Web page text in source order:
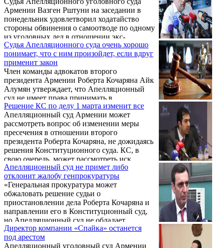
пресечения второму президенту (как
известно, он был освобожден из-под стражи
под поручительство бывшего и
действующего президентов Арцаха) и
приостановлении слушания до вынесения
решения Конституционного суда. По
мнению адвоката Айка Алумяна, оба эти
решения обжалованию не ...
Армении Вазген Рштуни на заседании в
понедельник удовлетворил ходатайство
стороны обвинения о самоотводе по одному
из уголовных дел в отношении экс-
президента Роберта Кочаряна.
Судья Апелляционного суда очень хорошо
понимает, что с ним произойдет, если вдруг
применит закон
Член команды адвокатов второго
президента Армении Роберта Кочаряна Айк
Алумян утверждает, что Апелляционный
суд не имеет права принимать в
производство поданные генеральным
прокурором жалобы.
Решение КС по делу 1 марта изменит все
Апелляционный суд Армении может
рассмотреть вопрос об изменении меры
пресечения в отношении второго
президента Роберта Кочаряна, не дожидаясь
решения Конституционного суда. КС, в
свою очередь, может рассмотреть иск,
поданный судьей Давидом Григоряном по
делу 1 марта, не дожидаясь решения
Апелляционного суда.
Апелляционный суд не примет либо
отклонит жалобу генпрокуратуры
«Генеральная прокуратура может
обжаловать решение судьи о
приостановлении дела Роберта Кочаряна и
направлении его в Конституционный суд,
но Апелляционный суд не обладает
юрисдикцией для оценки того, оправдано
ли решение суда первой инстанции
Директор компании «Спайка» останется
под арестом
Апелляционный уголовный суд Армении